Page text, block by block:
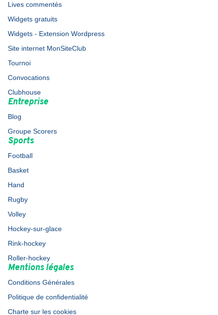
Lives commentés
Widgets gratuits
Widgets - Extension Wordpress
Site internet MonSiteClub
Tournoi
Convocations
Clubhouse
Entreprise
Blog
Groupe Scorers
Sports
Football
Basket
Hand
Rugby
Volley
Hockey-sur-glace
Rink-hockey
Roller-hockey
Mentions légales
Conditions Générales
Politique de confidentialité
Charte sur les cookies